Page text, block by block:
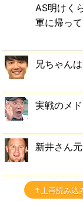
AS明けく
軍に帰っ
兄ちゃん
実戦のメ
新井さん
↑上再読み込